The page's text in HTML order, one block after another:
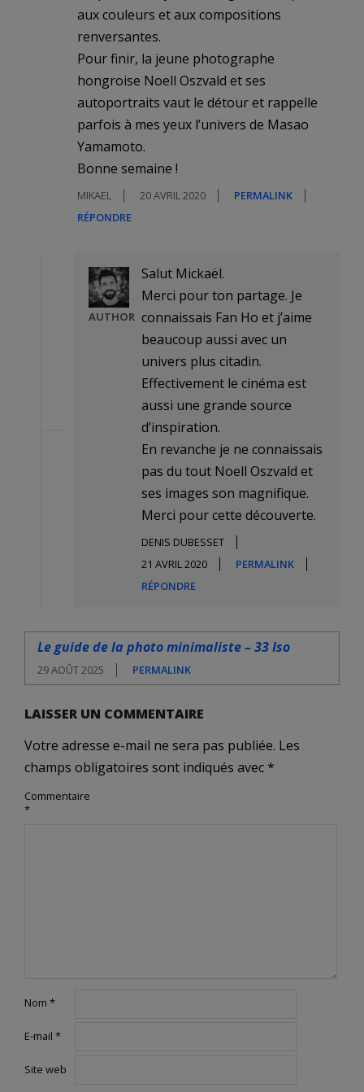
aux couleurs et aux compositions
renversantes.
Pour finir, la jeune photographe
hongroise Noell Oszvald et ses
autoportraits vaut le détour et rappelle
parfois à mes yeux l’univers de Masao
Yamamoto.
Bonne semaine !
MIKAËL 20 AVRIL 2020
PERMALINK
RÉPONDRE
AUTHOR
Salut Mickaël.
Merci pour ton partage. Je
connaissais Fan Ho et j’aime
beaucoup aussi avec un
univers plus citadin.
Effectivement le cinéma est
aussi une grande source
d’inspiration.
En revanche je ne connaissais
pas du tout Noell Oszvald et
ses images son magnifique.
Merci pour cette découverte.
DENIS DUBESSET
21 AVRIL 2020
PERMALINK
RÉPONDRE
Le guide de la photo minimaliste – 33 Iso
29 AOÛT 2025 PERMALINK
LAISSER UN COMMENTAIRE
Votre adresse e-mail ne sera pas publiée. Les
champs obligatoires sont indiqués avec *
Commentaire
*
Nom *
E-mail *
Site web